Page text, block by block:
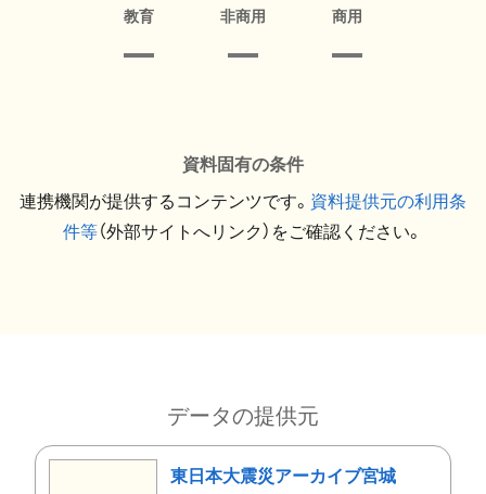
教育 非商用 商用
資料固有の条件
連携機関が提供するコンテンツです。 資料提供元の利用条
件等（外部サイトへリンク）をご確認ください。
データの提供元
東日本大震災アーカイブ宮城